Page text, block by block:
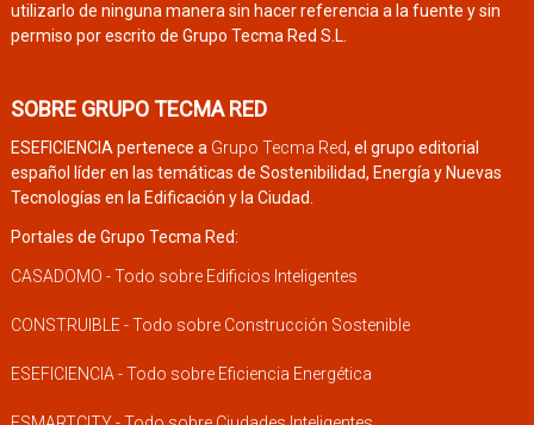
utilizarlo de ninguna manera sin hacer referencia a la fuente y sin
permiso por escrito de Grupo Tecma Red S.L.
SOBRE GRUPO TECMA RED
ESEFICIENCIA pertenece a Grupo Tecma Red, el grupo editorial
español líder en las temáticas de Sostenibilidad, Energía y Nuevas
Tecnologías en la Edificación y la Ciudad.
Portales de Grupo Tecma Red:
CASADOMO - Todo sobre Edificios Inteligentes
CONSTRUIBLE - Todo sobre Construcción Sostenible
ESEFICIENCIA - Todo sobre Eficiencia Energética